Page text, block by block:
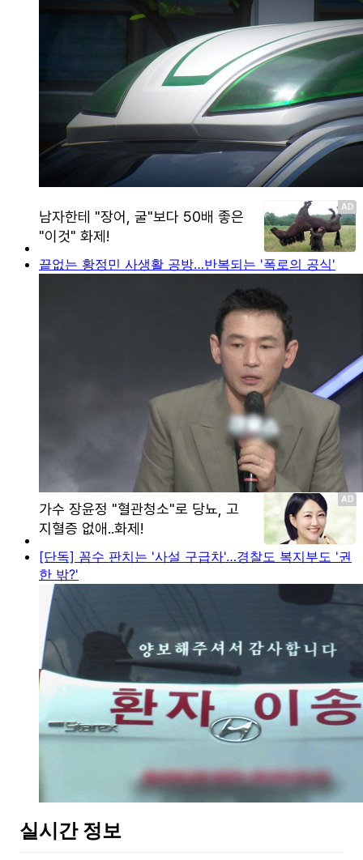
끝없는 황정민 사생활 공방…반복되는 '폭로의 공식'
[단독] 꼼수 판치는 '사설 구급차'…경찰도 복지부도 '권
한 밖?'
실시간 정보